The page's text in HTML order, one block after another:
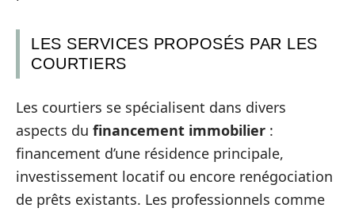
LES SERVICES PROPOSÉS PAR LES
COURTIERS
Les courtiers se spécialisent dans divers
aspects du financement immobilier :
financement d’une résidence principale,
investissement locatif ou encore renégociation
de prêts existants. Les professionnels comme